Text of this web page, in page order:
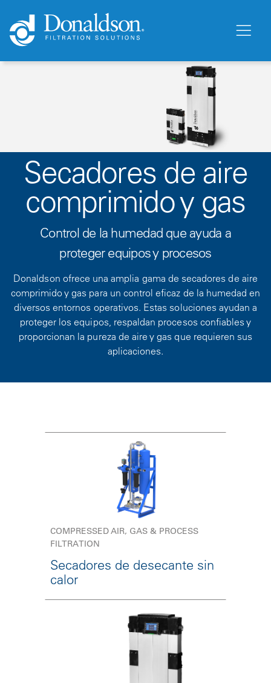
Secadores de aire
comprimido y gas
Control de la humedad que ayuda a
proteger equipos y procesos
Donaldson ofrece una amplia gama de secadores de aire
comprimido y gas para un control eficaz de la humedad en
diversos entornos operativos. Estas soluciones ayudan a
proteger los equipos, respaldan procesos confiables y
proporcionan la pureza de aire y gas que requieren sus
aplicaciones.
COMPRESSED AIR, GAS & PROCESS
FILTRATION
Secadores de desecante sin
calor